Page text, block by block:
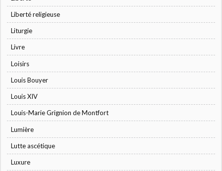
Liberté religieuse
Liturgie
Livre
Loisirs
Louis Bouyer
Louis XIV
Louis-Marie Grignion de Montfort
Lumière
Lutte ascétique
Luxure